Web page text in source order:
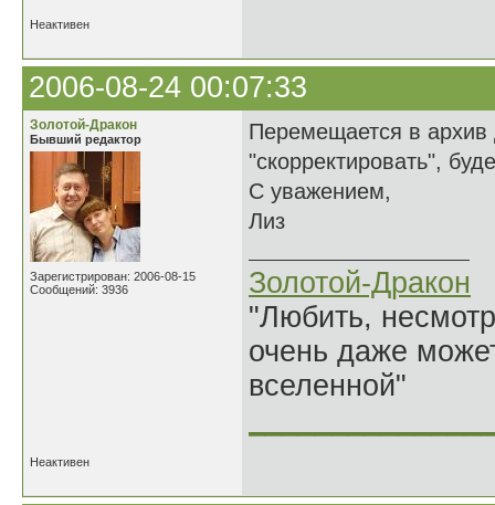
Неактивен
2006-08-24 00:07:33
Золотой-Дракон
Бывший редактор
Зарегистрирован: 2006-08-15
Сообщений: 3936
Перемещается в
"скорректировать",
С уважением,
Лиз
Золотой-Дракон
"Любить,
очень даже
вселенной"
Неактивен